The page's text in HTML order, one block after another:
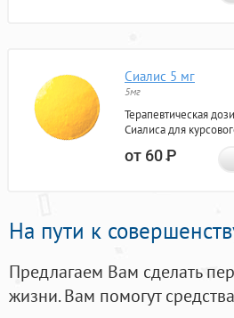
Сиалис 5 мг
5мг
Терапевтическая
Сиалиса для
от 60Р
На пути к
Предлагаем Вам сделать
жизни. Вам помогут